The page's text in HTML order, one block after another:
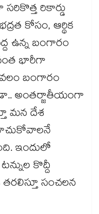
రికార్డు
కోసం, ఆర్థిక
ఉన్న బంగారం
భారీగా
బంగారం
అంతర్జాతీయంగా
మన దేశ
ఇందులో
కొద్దీ
సంచలన